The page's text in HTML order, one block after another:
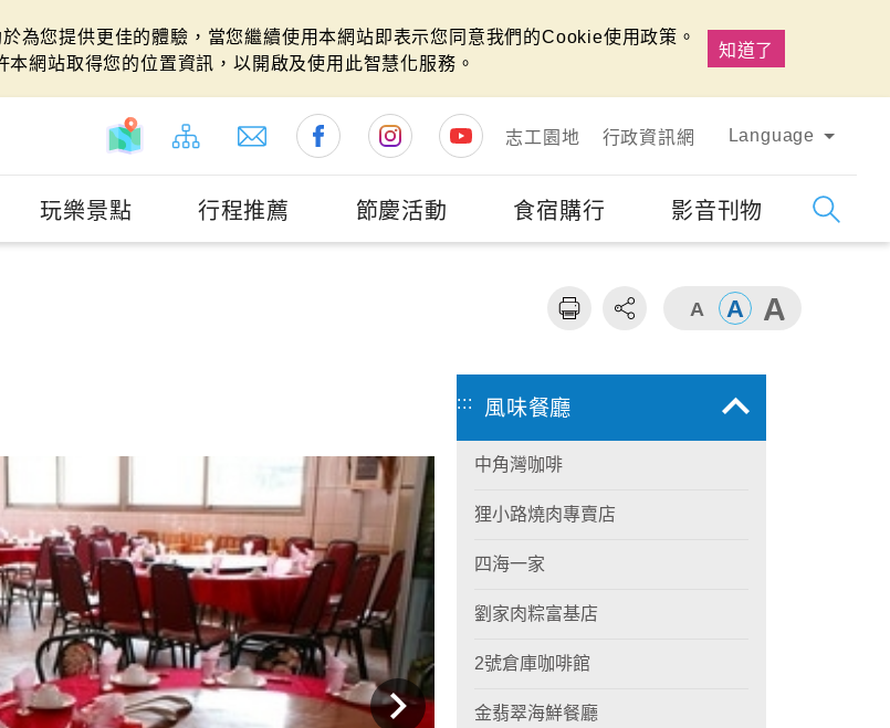
為您提供更佳的體驗，當您繼續使用本網站即表示您同意我們的Cookie使用政策。
網站取得您的位置資訊，以開啟及使用此智慧化服務。
知道了
志工園地
行政資訊網 Language
玩樂景點 行程推薦 節慶活動 食宿購行 影音刊物
::: 風味餐廳
中角灣咖啡
狸小路燒肉專賣店
四海一家
劉家肉粽富基店
2號倉庫咖啡館
金翡翠海鮮餐廳